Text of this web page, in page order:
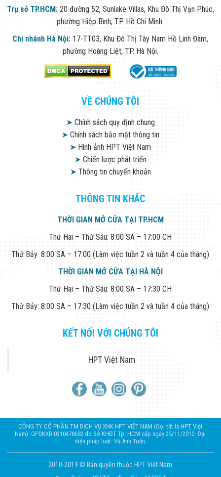
Trụ sở TP.HCM: 20 đường 52, Sunlake Villas, Khu Đô Thị Vạn Phúc,
phường Hiệp Bình, TP. Hồ Chí Minh.
Chi nhánh Hà Nội: 17-TT03, Khu Đô Thị Tây Nam Hồ Linh Đàm,
phường Hoàng Liệt, TP. Hà Nội.
VỀ CHÚNG TÔI
➤Chính sách quy định chung
➤Chính sách bảo mật thông tin
➤ Hình ảnh HPT Việt Nam
➤Chiến lược phát triển
➤Thông tin chuyển khoản
THÔNG TIN KHÁC
THỜI GIAN MỞ CỬA TẠI TP.HCM
Thứ Hai – Thứ Sáu: 8:00 SA – 17:00 CH
Thứ Bảy: 8:00 SA – 17:00 (Làm việc tuần 2 và tuần 4 của tháng)
THỜI GIAN MỞ CỬA TẠI HÀ NỘI
Thứ Hai – Thứ Sáu: 8:00 SA – 17:30 CH
Thứ Bảy: 8:00 SA – 17:30 (Làm việc tuần 2 và tuần 4 của tháng)
KẾT NỐI VỚI CHÚNG TÔI
HPT Việt Nam
CÔNG TY CỔ PHẦN TM DỊCH VỤ XNK HPT VIỆT NAM (Gọi tắt là HPT Việt
Nam). GPDKKD 0310478692 do Sở KHĐT Tp. HCM cấp ngày 25/11/2010. Đại
diện pháp luật: Vũ Anh Tuấn.
2010-2019 © Bản quyền thuộc HPT Việt Nam